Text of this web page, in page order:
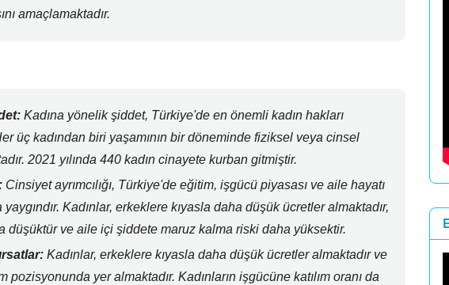
amaçlamaktadır.
Kadına yönelik şiddet, Türkiye'de en önemli kadın hakları
üç kadından biri yaşamının bir döneminde fiziksel veya cinsel
2021 yılında 440 kadın cinayete kurban gitmiştir.
Cinsiyet ayrımcılığı, Türkiye'de eğitim, işgücü piyasası ve aile hayatı
Kadınlar, erkeklere kıyasla daha düşük ücretler almaktadır,
düşüktür ve aile içi şiddete maruz kalma riski daha yüksektir.
Kadınlar, erkeklere kıyasla daha düşük ücretler almaktadır ve
pozisyonunda yer almaktadır. Kadınların işgücüne katılım oranı da